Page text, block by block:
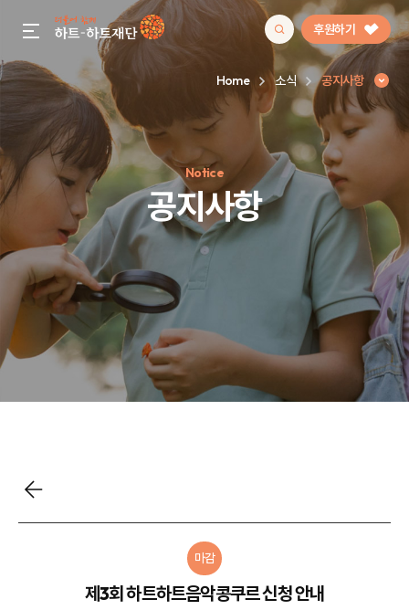
gnb menu open 후원하기
인기 키워드
#정기후원#하트플레이스#캠페인#팬덤후원
Home 소식 공지사항
Notice
공지사항
마감
제3회 하트하트음악콩쿠르 신청 안내